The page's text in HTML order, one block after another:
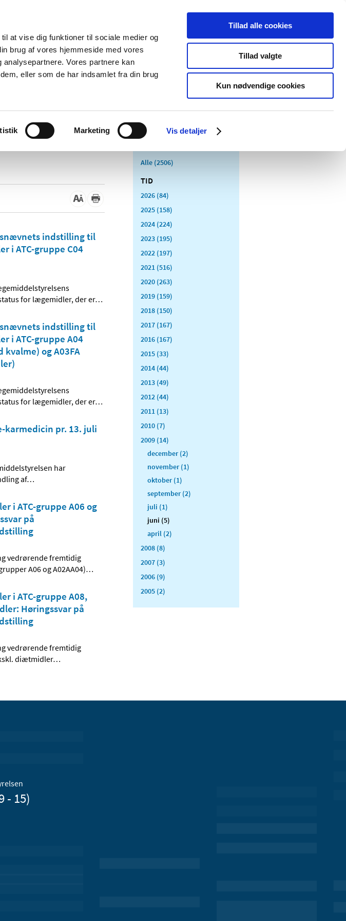
at vise dig funktioner til sociale medier og
brug af vores hjemmeside med vores
Vores partnere kan
eller som de har indsamlet fra din brug
Marketing Vis detaljer
Tillad alle cookies
Tillad valgte
Kun nødvendige cookies
Om os Kontakt Udgivelser
Apoteker og salg af
Medicinsk
Særlige
produktområder
indstilling til
i ATC-gruppe C04
for lægemidler, der er…
indstilling til
i ATC-gruppe A04
og A03FA
for lægemidler, der er…
pr. 13. juli
har
af…
i ATC-gruppe A06 og
på
vedrørende fremtidig
A06 og A02AA04)…
i ATC-gruppe A08,
Høringssvar på
vedrørende fremtidig
diætmidler…
Alle (2506)
TID
2026 (84)
2025 (158)
2024 (224)
2023 (195)
2022 (197)
2021 (516)
2020 (263)
2019 (159)
2018 (150)
2017 (167)
2016 (167)
2015 (33)
2014 (44)
2013 (49)
2012 (44)
2011 (13)
2010 (7)
2009 (14)
december (2)
november (1)
oktober (1)
september (2)
juli (1)
juni (5)
april (2)
2008 (8)
2007 (3)
2006 (9)
2005 (2)
- 15)